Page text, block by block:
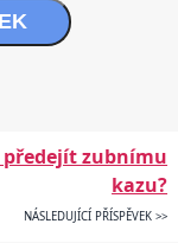
předejít zubnímu
kazu?
NÁSLEDUJÍCÍ PŘÍSPĚVEK >>